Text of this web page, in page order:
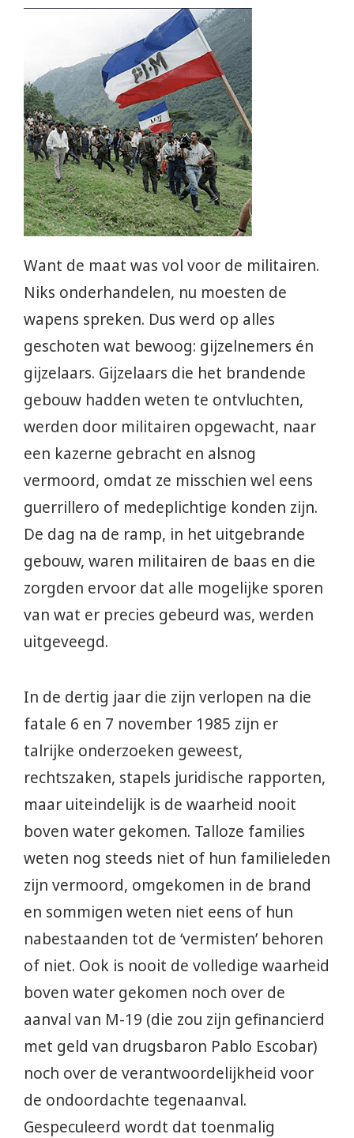
Want de maat was vol voor de militairen.
Niks onderhandelen, nu moesten de
wapens spreken. Dus werd op alles
geschoten wat bewoog: gijzelnemers én
gijzelaars. Gijzelaars die het brandende
gebouw hadden weten te ontvluchten,
werden door militairen opgewacht, naar
een kazerne gebracht en alsnog
vermoord, omdat ze misschien wel eens
guerrillero of medeplichtige konden zijn.
De dag na de ramp, in het uitgebrande
gebouw, waren militairen de baas en die
zorgden ervoor dat alle mogelijke sporen
van wat er precies gebeurd was, werden
uitgeveegd.
In de dertig jaar die zijn verlopen na die
fatale 6 en 7 november 1985 zijn er
talrijke onderzoeken geweest,
rechtszaken, stapels juridische rapporten,
maar uiteindelijk is de waarheid nooit
boven water gekomen. Talloze families
weten nog steeds niet of hun familieleden
zijn vermoord, omgekomen in de brand
en sommigen weten niet eens of hun
nabestaanden tot de ‘vermisten’ behoren
of niet. Ook is nooit de volledige waarheid
boven water gekomen noch over de
aanval van M-19 (die zou zijn gefinancierd
met geld van drugsbaron Pablo Escobar)
noch over de verantwoordelijkheid voor
de ondoordachte tegenaanval.
Gespeculeerd wordt dat toenmalig